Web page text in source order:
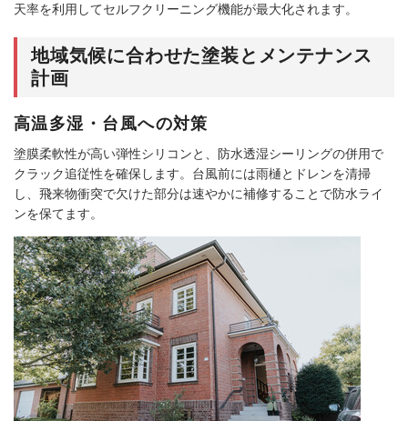
天率を利用してセルフクリーニング機能が最大化されます。
地域気候に合わせた塗装とメンテナンス
計画
高温多湿・台風への対策
塗膜柔軟性が高い弾性シリコンと、防水透湿シーリングの併用で
クラック追従性を確保します。台風前には雨樋とドレンを清掃
し、飛来物衝突で欠けた部分は速やかに補修することで防水ライ
ンを保てます。